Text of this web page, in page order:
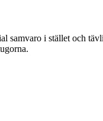
samvaro i stället och